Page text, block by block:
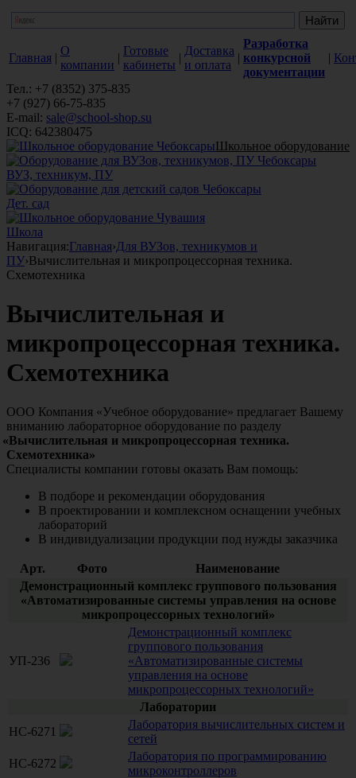
Главная |
О
компании
|
Готовые
кабинеты
|
Доставка
и оплата
|
Разработка
конкурсной
документации
|
Тел.: +7 (8352) 375-835
+7 (927) 66-75-835
E-mail: sale@school-shop.su
ICQ: 642380475
Школьное оборудование
ВУЗ, техникум, ПУ
Дет. сад
Школа
Навигация:Главная›Для ВУЗов, техникумов и
ПУ›Вычислительная и микропроцессорная техника.
Схемотехника
Вычислительная и
микропроцессорная техника.
Схемотехника
ООО Компания «Учебное оборудование» предлагает Вашему
вниманию лабораторное оборудование по разделу
«Вычислительная и микропроцессорная техника.
Схемотехника»
Специалисты компании готовы оказать Вам помощь:
В подборе и рекомендации оборудования
В проектировании и комплексном оснащении учебных
лабораторий
В индивидуализации продукции под нужды заказчика
Арт. Фото
Наименование
Демонстрационный комплекс группового пользования
«Автоматизированные системы управления на основе
микропроцессорных технологий»
УП-236
Демонстрационный комплекс
группового пользования
«Автоматизированные системы
управления на основе
микропроцессорных технологий»
Лаборатории
НС-6271
Лаборатория вычислительных систем и
сетей
НС-6272
Лаборатория по программированию
микроконтроллеров